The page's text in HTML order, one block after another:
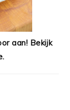
aan! Bekijk